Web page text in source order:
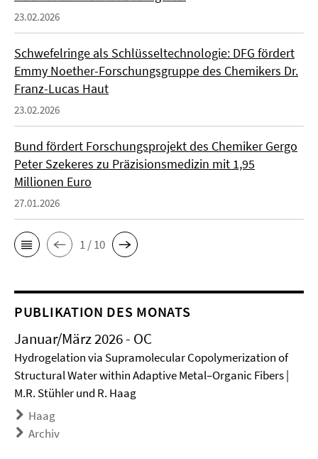
23.02.2026
Schwefelringe als Schlüsseltechnologie: DFG fördert
Emmy Noether-Forschungsgruppe des Chemikers Dr.
Franz-Lucas Haut
23.02.2026
Bund fördert Forschungsprojekt des Chemiker Gergo
Peter Szekeres zu Präzisionsmedizin mit 1,95
Millionen Euro
27.01.2026
1 / 10
PUBLIKATION DES MONATS
Januar/März 2026 - OC
Hydrogelation via Supramolecular Copolymerization of
Structural Water within Adaptive Metal–Organic Fibers |
M.R. Stühler und R. Haag
Haag
Archiv